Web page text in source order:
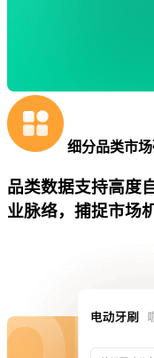
细分品类市
品类数据支持高度
业脉络，捕捉市场